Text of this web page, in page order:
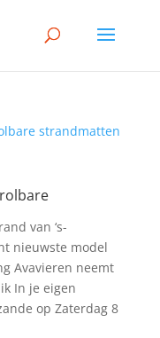
van ‘s-
nieuwste model
Avavieren neemt
In je eigen
op Zaterdag 8